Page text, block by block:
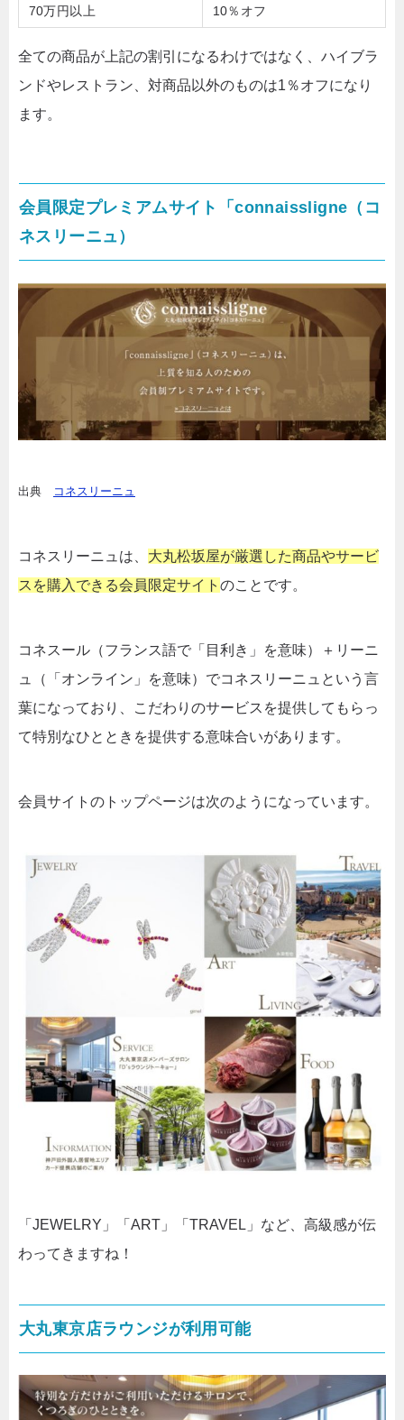
70万円以上 10％オフ
全ての商品が上記の割引になるわけではなく、ハイブラ
ンドやレストラン、対商品以外のものは1％オフになり
ます。
会員限定プレミアムサイト「connaissligne（コ
ネスリーニュ）
出典 コネスリーニュ
コネスリーニュは、 大丸松坂屋が厳選した商品やサービ
スを購入できる会員限定サイト のことです。
コネスール（フランス語で「目利き」を意味）＋リーニ
ュ（「オンライン」を意味）でコネスリーニュという言
葉になっており、こだわりのサービスを提供してもらっ
て特別なひとときを提供する意味合いがあります。
会員サイトのトップページは次のようになっています。
「JEWELRY」「ART」「TRAVEL」など、高級感が伝
わってきますね！
大丸東京店ラウンジが利用可能